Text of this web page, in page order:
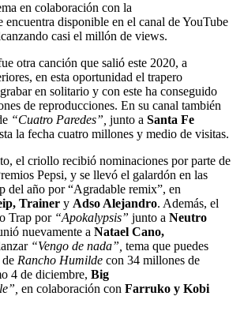
en colaboración con la
encuentra disponible en el canal de YouTube
casi el millón de views.
otra canción que salió este 2020, a
en esta oportunidad el trapero
en solitario y con este ha conseguido
de reproducciones. En su canal también
“Cuatro Paredes”, junto a Santa Fe
la fecha cuatro millones y medio de visitas.
el criollo recibió nominaciones por parte de
Pepsi, y se llevó el galardón en las
del año por “Agradable remix”, en
Trainer y Adso Alejandro. Además, el
Trap por “Apokalypsis” junto a Neutro
nuevamente a Natael Cano,
“Vengo de nada”, tema que puedes
Rancho Humilde con 34 millones de
4 de diciembre, Big
en colaboración con Farruko y Kobi